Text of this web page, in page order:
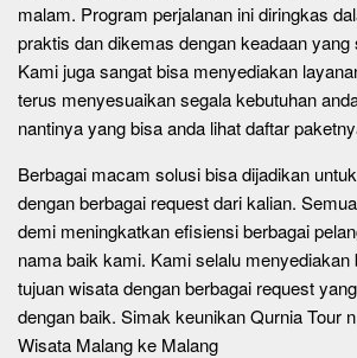
malam. Program perjalanan ini diringkas
praktis dan dikemas dengan keadaan yang
Kami juga sangat bisa menyediakan
terus menyesuaikan segala kebutuhan
nantinya yang bisa anda lihat daftar
Berbagai macam solusi bisa dijadikan
dengan berbagai request dari kalian.
demi meningkatkan efisiensi berbagai
nama baik kami. Kami selalu menyediakan
tujuan wisata dengan berbagai request
dengan baik. Simak keunikan Qurnia Tour
Wisata Malang ke Malang